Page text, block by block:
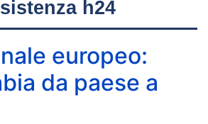
h24
europeo:
da paese a